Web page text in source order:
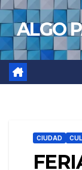
Saltar
al
contenido
ALGO
CIUDAD